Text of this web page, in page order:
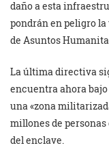
daño a esta
pondrán en peligro
de Asuntos
La última directiva
encuentra ahora
una «zona
millones de personas
del enclave.